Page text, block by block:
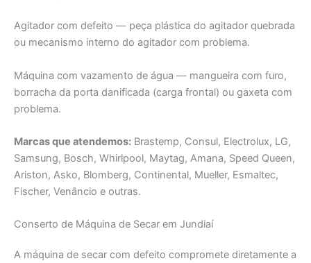
Agitador com defeito — peça plástica do agitador quebrada
ou mecanismo interno do agitador com problema.
Máquina com vazamento de água — mangueira com furo,
borracha da porta danificada (carga frontal) ou gaxeta com
problema.
Marcas que atendemos: Brastemp, Consul, Electrolux, LG,
Samsung, Bosch, Whirlpool, Maytag, Amana, Speed Queen,
Ariston, Asko, Blomberg, Continental, Mueller, Esmaltec,
Fischer, Venâncio e outras.
Conserto de Máquina de Secar em Jundiaí
A máquina de secar com defeito compromete diretamente a